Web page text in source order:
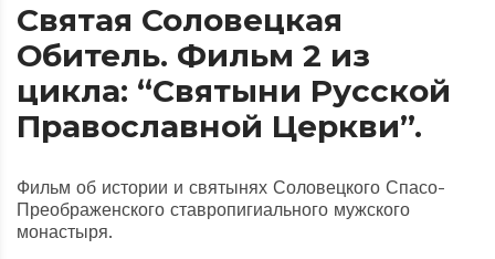
Святая Соловецкая
Обитель. Фильм 2 из
цикла: “Святыни Русской
Православной Церкви”.
Фильм об истории и святынях Соловецкого Спасо-
Преображенского ставропигиального мужского
монастыря.